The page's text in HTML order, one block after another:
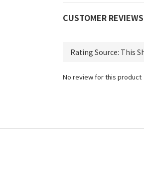
CUSTOMER REVIEWS
No review for this product